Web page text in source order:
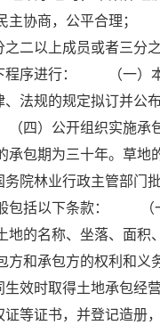
协商，公平合理；
之二以上成员或者
程序进行： （一）
、法规的规定拟订
四）公开组织实
期为三十年。草地的
务院林业行政主管
括以下条款： （一
的名称、坐落、面
和承包方的权利
生效时取得土地承
证等证书，并登记造